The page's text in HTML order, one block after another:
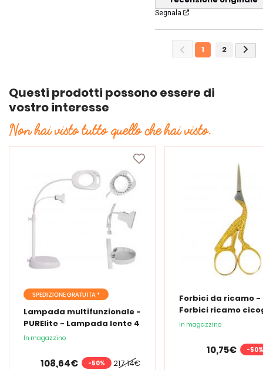
Segnala
1 2
Questi prodotti possono essere di
vostro interesse
Non hai visto tutto quello che hai visto.
SPEDIZIONE GRATUITA *
Lampada multifunzionale -
PURElite - Lampada lente 4
in 1
In magazzino
217,14€
108,64€ -50%
Forbici da ricamo -
Forbici ricamo
In magazzino
10,75€ -50%